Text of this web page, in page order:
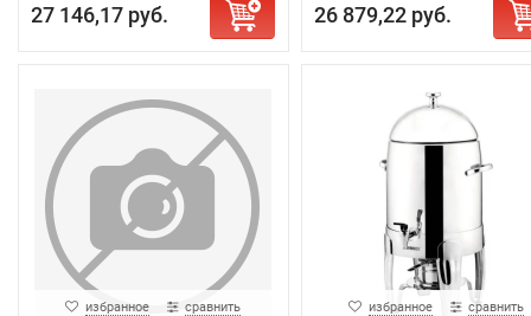
27 146,17 руб. 26 879,22 руб.
избранное сравнить избранное сравнить